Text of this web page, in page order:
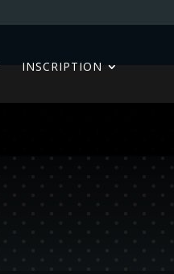
INSCRIPTION